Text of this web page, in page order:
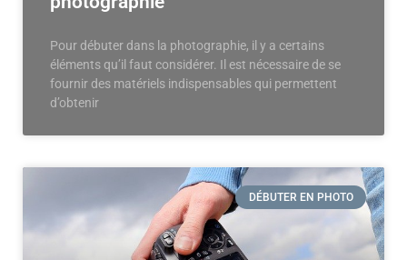
Pour débuter dans la photographie, il y a certains
éléments qu’il faut considérer. Il est nécessaire de se
fournir des matériels indispensables qui permettent
d’obtenir
DÉBUTER EN PHOTO